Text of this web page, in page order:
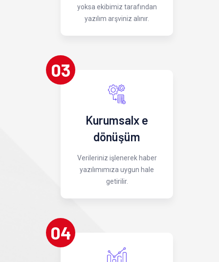
yoksa ekibimiz tarafından
yazılım arşviniz alınır.
03
Kurumsalx e
dönüşüm
Verileriniz işlenerek haber
yazılımımıza uygun hale
getirilir.
04